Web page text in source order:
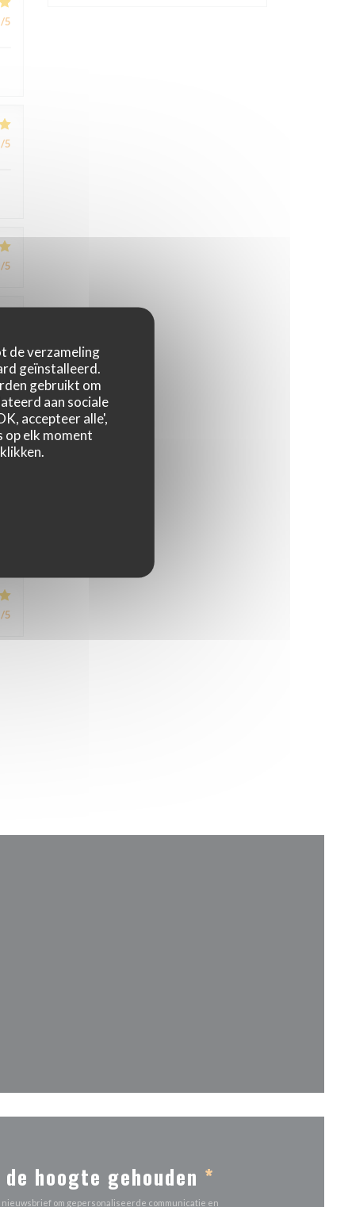
de verzameling
geïnstalleerd.
gebruikt om
aan sociale
accepteer alle',
op elk moment
/5
/5
/5
/5
/5
venster))
venster))
de hoogte gehouden *
nieuwsbrief om gepersonaliseerde communicatie en